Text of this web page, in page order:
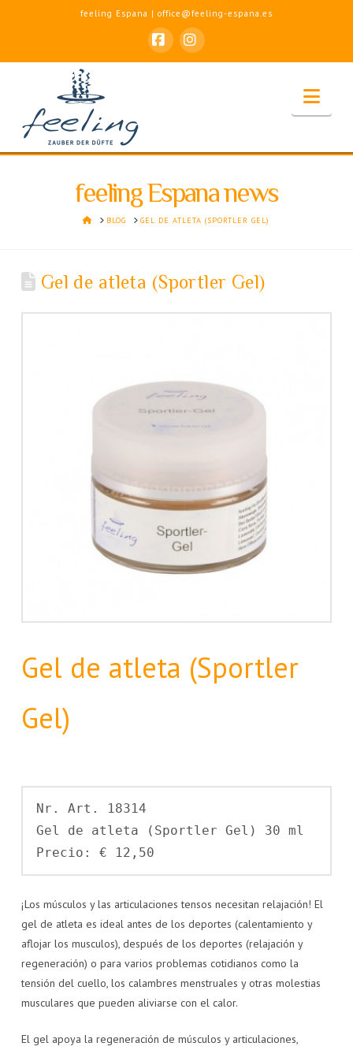
feeling Espana | office@feeling-espana.es
FacebookInstagram
feeling Espana news
HOMEBLOG GEL DE ATLETA (SPORTLER GEL)
Gel de atleta (Sportler Gel)
Gel de atleta (Sportler
Gel)
Nr. Art. 18314
Precio: € 12,50
¡Los músculos y las articulaciones tensos necesitan relajación! El
gel de atleta es ideal antes de los deportes (calentamiento y
aflojar los musculos), después de los deportes (relajación y
regeneración) o para varios problemas cotidianos como la
tensión del cuello, los calambres menstruales y otras molestias
musculares que pueden aliviarse con el calor.
El gel apoya la regeneración de músculos y articulaciones,